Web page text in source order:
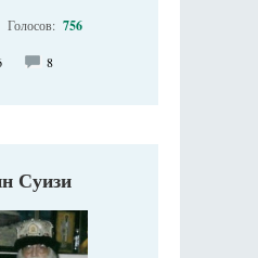
Голосов: 756
8
Суизи